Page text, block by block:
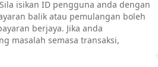
isikan ID pengguna anda dengan
balik atau pemulangan boleh
berjaya. Jika anda
masalah semasa transaksi,